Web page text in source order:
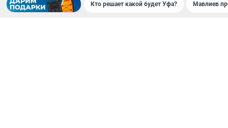
Кто решает какой будет Уфа? Мавлиев